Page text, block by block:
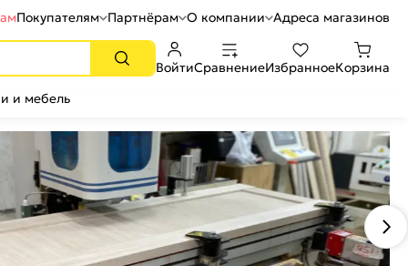
Покупателям Партнёрам О компании Адреса магазинов
ВойтиСравнениеИзбранноеКорзина
и мебель